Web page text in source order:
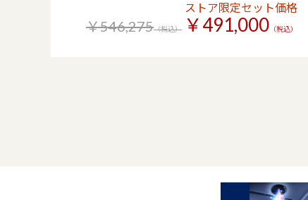
ストア限定セット価格
￥546,275（税込） ￥491,000 （税込）